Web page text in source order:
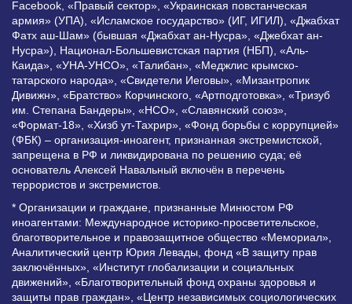
Facebook, «Правый сектор», «Украинская повстанческая
армия» (УПА), «Исламское государство» (ИГ, ИГИЛ), «Джабхат
Фатх аш-Шам» (бывшая «Джабхат ан-Нусра», «Джебхат ан-
Нусра»), Национал-Большевистская партия (НБП), «Аль-
Каида», «УНА-УНСО», «Талибан», «Меджлис крымско-
татарского народа», «Свидетели Иеговы», «Мизантропик
Дивижн», «Братство» Корчинского, «Артподготовка», «Тризуб
им. Степана Бандеры», «НСО», «Славянский союз»,
«Формат-18», «Хизб ут-Тахрир», «Фонд борьбы с коррупцией»
(ФБК) – организация-иноагент, признанная экстремистской,
запрещена в РФ и ликвидирована по решению суда; её
основатель Алексей Навальный включён в перечень
террористов и экстремистов.
* Организации и граждане, признанные Минюстом РФ
иноагентами: Международное историко-просветительское,
благотворительное и правозащитное общество «Мемориал»,
Аналитический центр Юрия Левады, фонд «В защиту прав
заключённых», «Институт глобализации и социальных
движений», «Благотворительный фонд охраны здоровья и
защиты прав граждан», «Центр независимых социологических